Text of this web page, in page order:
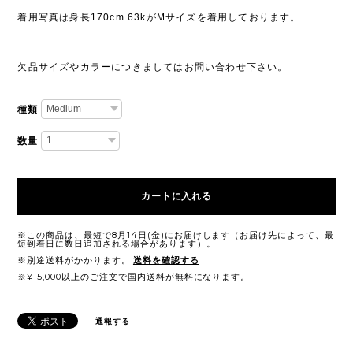
着用写真は身長170cm 63kがMサイズを着用しております。
欠品サイズやカラーにつきましてはお問い合わせ下さい。
種類
数量
カートに入れる
※この商品は、最短で8月14日(金)にお届けします（お届け先によって、最
短到着日に数日追加される場合があります）。
※別途送料がかかります。
送料を確認する
※¥15,000以上のご注文で国内送料が無料になります。
通報する